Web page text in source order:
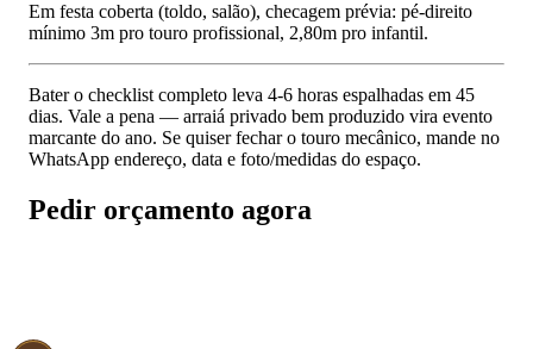
Em festa coberta (toldo, salão), checagem prévia: pé-direito
mínimo 3m pro touro profissional, 2,80m pro infantil.
Bater o checklist completo leva 4-6 horas espalhadas em 45
dias. Vale a pena — arraiá privado bem produzido vira evento
marcante do ano. Se quiser fechar o touro mecânico, mande no
WhatsApp endereço, data e foto/medidas do espaço.
Pedir orçamento agora